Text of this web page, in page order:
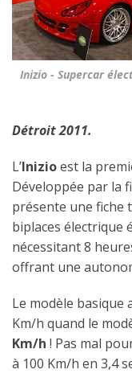
Inizio - Supercar
Détroit 2011.
L’Inizioest la
Développée par la
présente une fiche
biplaces électrique
nécessitant 8
offrant une
Le modèle basique
Km/h quand le
Km/h ! Pas mal
à 100 Km/h en 3,4